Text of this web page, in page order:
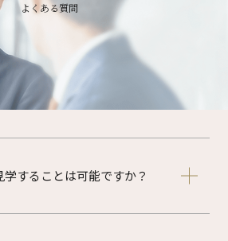
よくある質問
することは可能ですか？